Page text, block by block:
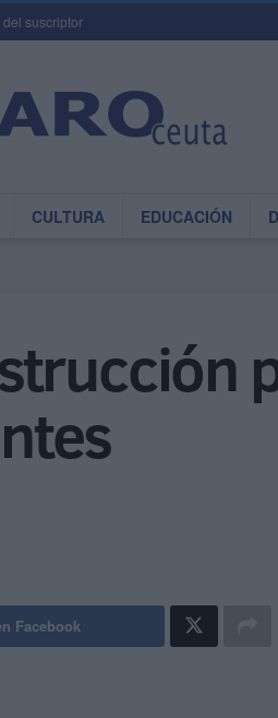
del suscriptor
CULTURA EDUCACIÓN
Facebook